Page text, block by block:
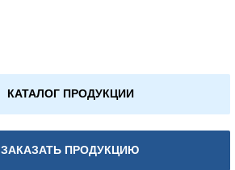
КАТАЛОГ ПРОДУКЦИИ
ЗАКАЗАТЬ ПРОДУКЦИЮ